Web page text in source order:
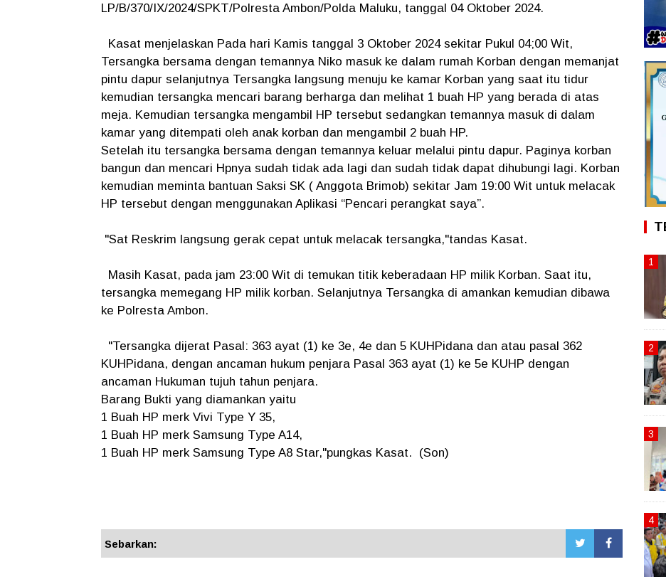
LP/B/370/IX/2024/SPKT/Polresta Ambon/Polda Maluku, ​​tanggal 04 Oktober 2024.
Kasat menjelaskan Pada hari Kamis tanggal 3 Oktober 2024 sekitar Pukul 04;00 Wit,
Tersangka bersama dengan temannya Niko masuk ke dalam rumah Korban dengan memanjat
pintu dapur selanjutnya Tersangka langsung menuju ke kamar Korban yang saat itu tidur
kemudian tersangka mencari barang berharga dan melihat 1 buah HP yang berada di atas
meja. Kemudian tersangka mengambil HP tersebut sedangkan temannya masuk di dalam
kamar yang ditempati oleh anak korban dan mengambil 2 buah HP.
Setelah itu tersangka bersama dengan temannya keluar melalui pintu dapur. Paginya korban
bangun dan mencari Hpnya sudah tidak ada lagi dan sudah tidak dapat dihubungi lagi. Korban
kemudian meminta bantuan Saksi SK ( Anggota Brimob) sekitar Jam 19:00 Wit untuk melacak
HP tersebut dengan menggunakan Aplikasi “Pencari perangkat saya”.
"Sat Reskrim langsung gerak cepat untuk melacak tersangka,"tandas Kasat.
Masih Kasat, pada jam 23:00 Wit di temukan titik keberadaan HP milik Korban. Saat itu,
tersangka memegang HP milik korban. Selanjutnya Tersangka di amankan kemudian dibawa
ke Polresta Ambon.
"Tersangka dijerat Pasal​: 363 ayat (1) ke 3e, 4e dan 5 KUHPidana dan atau pasal 362
KUHPidana, dengan ancaman hukum penjara Pasal 363 ayat (1) ke 5e KUHP dengan
ancaman Hukuman tujuh tahun penjara.
Barang Bukti ​yang diamankan yaitu
1 Buah HP merk Vivi Type Y 35,
1 Buah HP merk Samsung Type A14,
1 Buah HP merk Samsung Type A8 Star,"pungkas Kasat. (Son)
Sebarkan: